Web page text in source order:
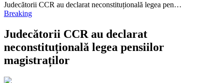
Judecătorii CCR au declarat neconstituțională legea pen…
Breaking
Judecătorii CCR au declarat
neconstituțională legea pensiilor
magistraților